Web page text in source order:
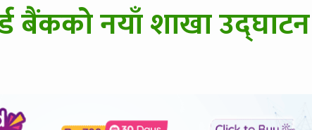
बैंकको नयाँ शाखा उद्घाटन